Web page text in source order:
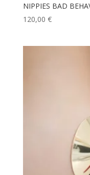
NIPPIES BAD
120,00 €